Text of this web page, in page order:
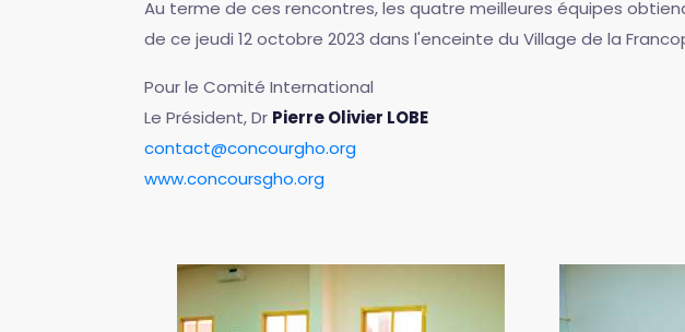
Au terme de ces rencontres, les quatre meilleures équipes
de ce jeudi 12 octobre 2023 dans l'enceinte du Village de la
Pour le Comité International
Le Président, Dr Pierre Olivier LOBE
contact@concourgho.org
www.concoursgho.org